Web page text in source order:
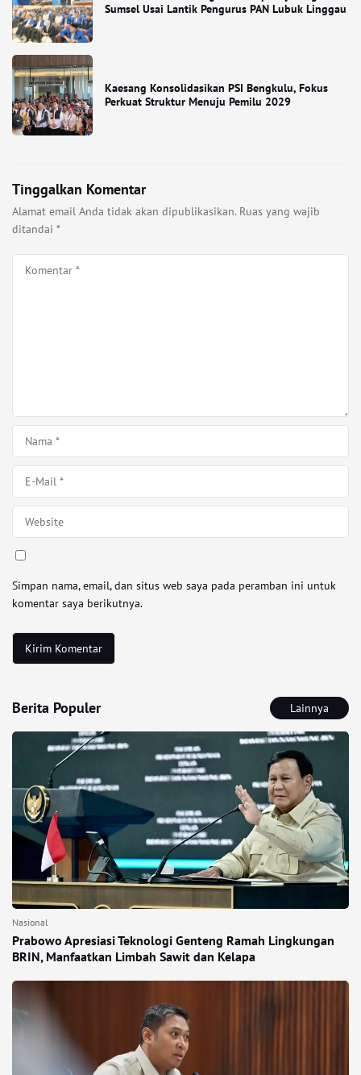
Sumsel Usai Lantik Pengurus PAN Lubuk Linggau
Kaesang Konsolidasikan PSI Bengkulu, Fokus
Perkuat Struktur Menuju Pemilu 2029
Tinggalkan Komentar
Alamat email Anda tidak akan dipublikasikan. Ruas yang wajib
ditandai *
Simpan nama, email, dan situs web saya pada peramban ini untuk
komentar saya berikutnya.
Berita Populer Lainnya
Nasional
Prabowo Apresiasi Teknologi Genteng Ramah Lingkungan
BRIN, Manfaatkan Limbah Sawit dan Kelapa